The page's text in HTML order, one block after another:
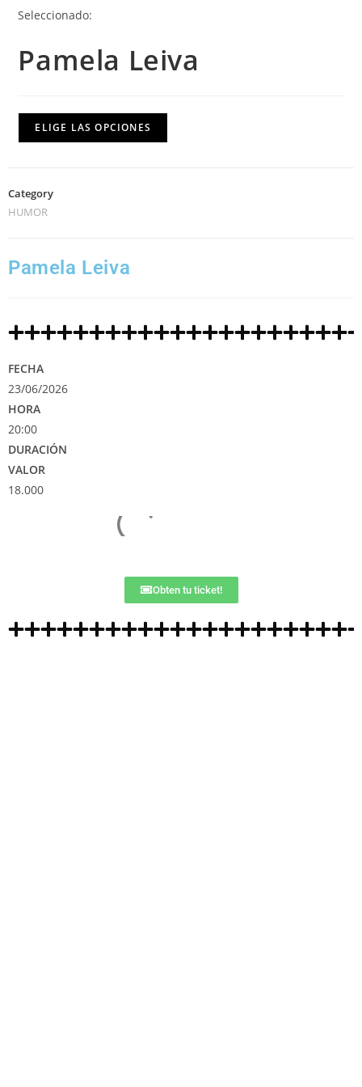
Seleccionado:
Pamela Leiva
ELIGE LAS OPCIONES
Category
HUMOR
Pamela Leiva
FECHA
23/06/2026
HORA
20:00
DURACIÓN
VALOR
18.000
Obten tu ticket!